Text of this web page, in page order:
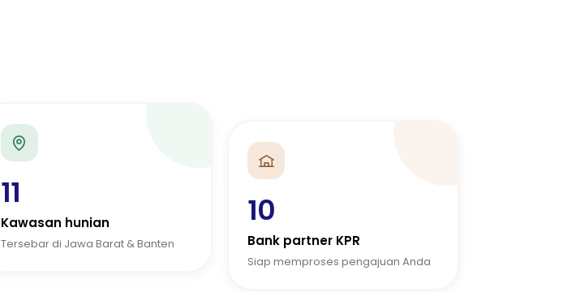
11
Kawasan hunian
Tersebar di Jawa Barat & Banten
10
Bank partner KPR
Siap memproses pengajuan Anda